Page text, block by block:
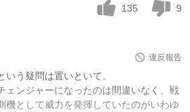
135 9
違反報告
いう疑問は置いといて。
ェンジャーになったのは間違いなく、戦
機として威力を発揮していたのがいわゆ